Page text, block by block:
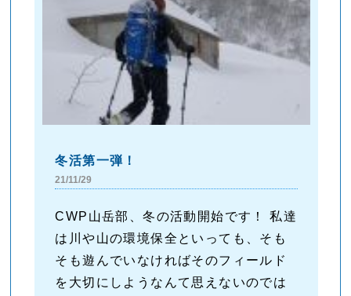
冬活第一弾！
21/11/29
CWP山岳部、冬の活動開始です！ 私達
は川や山の環境保全といっても、そも
そも遊んでいなければそのフィールド
を大切にしようなんて思えないのでは